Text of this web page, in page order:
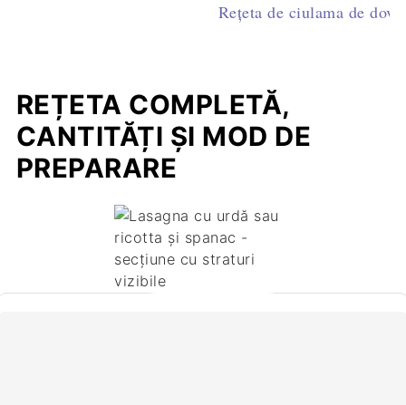
Rețeta de ciulama de
REȚETA COMPLETĂ,
CANTITĂȚI ȘI MOD DE
PREPARARE